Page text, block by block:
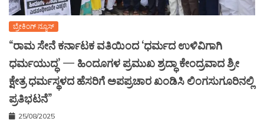
ಬ್ರೇಕಿಂಗ್ ನ್ಯೂಸ್
“ರಾಮ ಸೇನೆ ಕರ್ನಾಟಕ ವತಿಯಿಂದ ‘ಧರ್ಮದ ಉಳಿವಿಗಾಗಿ
ಧರ್ಮಯುದ್ಧ’ — ಹಿಂದೂಗಳ ಪ್ರಮುಖ ಶ್ರದ್ಧಾ ಕೇಂದ್ರವಾದ ಶ್ರೀ
ಕ್ಷೇತ್ರ ಧರ್ಮಸ್ಥಳದ ಹೆಸರಿಗೆ ಅಪಪ್ರಚಾರ ಖಂಡಿಸಿ ಲಿಂಗಸುಗೂರಿನಲ್ಲಿ
ಪ್ರತಿಭಟನೆ”
25/08/2025